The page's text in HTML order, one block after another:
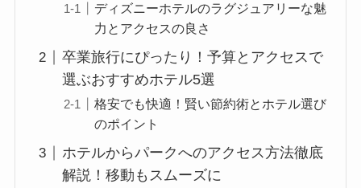
ディズニーホテルのラグジュアリーな魅
力とアクセスの良さ
卒業旅行にぴったり！予算とアクセスで
選ぶおすすめホテル5選
格安でも快適！賢い節約術とホテル選び
のポイント
ホテルからパークへのアクセス方法徹底
解説！移動もスムーズに